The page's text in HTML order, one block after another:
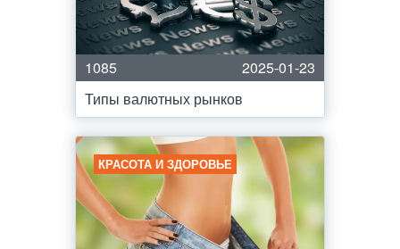
1085
2025-01-23
Типы валютных рынков
КРАСОТА И ЗДОРОВЬЕ